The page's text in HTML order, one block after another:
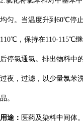
均匀。当温度升到60℃停
110℃，保持在110-115℃
后停氯通氯。排出物料中
过夜，过滤，以少量氯苯
品。
用途： 医药及染料中间体。